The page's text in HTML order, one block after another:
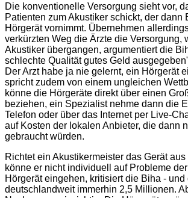
Die konventionelle Versorgung sieht vor,
Patienten zum Akustiker schickt, der dann
Hörgerät vornimmt. Übernehmen
verkürzten Weg die Ärzte die Versorgung,
Akustiker übergangen, argumentiert die
schlechte Qualität gutes Geld
Der Arzt habe ja nie gelernt, ein Hörgerät
spricht zudem von einem ungleichen
könne die Hörgeräte direkt über einen
beziehen, ein Spezialist nehme dann die
Telefon oder über das Internet per Live-
auf Kosten der lokalen Anbieter, die dann
gebraucht würden.
Richtet ein Akustikermeister das Gerät
könne er nicht individuell auf Probleme
Hörgerät eingehen, kritisiert die Biha - und
deutschlandweit immerhin 2,5 Millionen.